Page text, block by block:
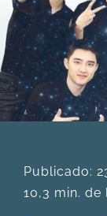
CLASES
DESCARGAS
PRODUCTOS
ARTÍCULOS
Publicado:
10,3 min. de